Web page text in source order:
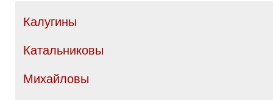
Калугины
Катальниковы
Михайловы